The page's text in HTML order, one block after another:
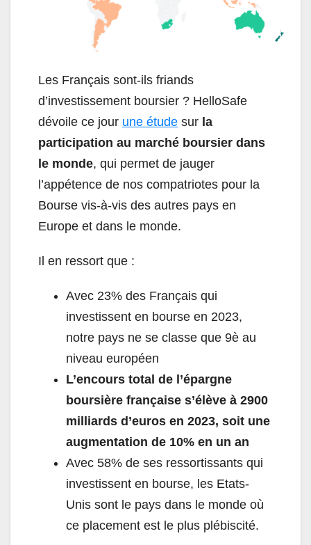
Les Français sont-ils friands
d’investissement boursier ? HelloSafe
dévoile ce jour une étude sur la
participation au marché boursier dans
le monde, qui permet de jauger
l’appétence de nos compatriotes pour la
Bourse vis-à-vis des autres pays en
Europe et dans le monde.
Il en ressort que :
Avec 23% des Français qui
investissent en bourse en 2023,
notre pays ne se classe que 9è au
niveau européen
L’encours total de l’épargne
boursière française s’élève à 2900
milliards d’euros en 2023, soit une
augmentation de 10% en un an
Avec 58% de ses ressortissants qui
investissent en bourse, les Etats-
Unis sont le pays dans le monde où
ce placement est le plus plébiscité.